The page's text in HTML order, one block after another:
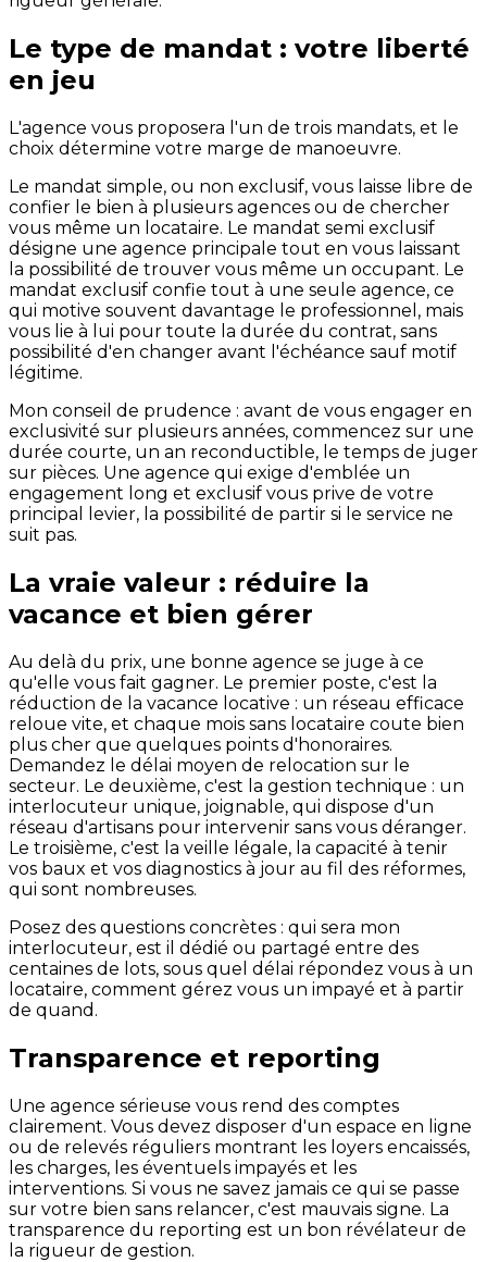
Le type de mandat : votre liberté
en jeu
L'agence vous proposera l'un de trois mandats, et le
choix détermine votre marge de manoeuvre.
Le mandat simple, ou non exclusif, vous laisse libre de
confier le bien à plusieurs agences ou de chercher
vous même un locataire. Le mandat semi exclusif
désigne une agence principale tout en vous laissant
la possibilité de trouver vous même un occupant. Le
mandat exclusif confie tout à une seule agence, ce
qui motive souvent davantage le professionnel, mais
vous lie à lui pour toute la durée du contrat, sans
possibilité d'en changer avant l'échéance sauf motif
légitime.
Mon conseil de prudence : avant de vous engager en
exclusivité sur plusieurs années, commencez sur une
durée courte, un an reconductible, le temps de juger
sur pièces. Une agence qui exige d'emblée un
engagement long et exclusif vous prive de votre
principal levier, la possibilité de partir si le service ne
suit pas.
La vraie valeur : réduire la
vacance et bien gérer
Au delà du prix, une bonne agence se juge à ce
qu'elle vous fait gagner. Le premier poste, c'est la
réduction de la vacance locative : un réseau efficace
reloue vite, et chaque mois sans locataire coute bien
plus cher que quelques points d'honoraires.
Demandez le délai moyen de relocation sur le
secteur. Le deuxième, c'est la gestion technique : un
interlocuteur unique, joignable, qui dispose d'un
réseau d'artisans pour intervenir sans vous déranger.
Le troisième, c'est la veille légale, la capacité à tenir
vos baux et vos diagnostics à jour au fil des réformes,
qui sont nombreuses.
Posez des questions concrètes : qui sera mon
interlocuteur, est il dédié ou partagé entre des
centaines de lots, sous quel délai répondez vous à un
locataire, comment gérez vous un impayé et à partir
de quand.
Transparence et reporting
Une agence sérieuse vous rend des comptes
clairement. Vous devez disposer d'un espace en ligne
ou de relevés réguliers montrant les loyers encaissés,
les charges, les éventuels impayés et les
interventions. Si vous ne savez jamais ce qui se passe
sur votre bien sans relancer, c'est mauvais signe. La
transparence du reporting est un bon révélateur de
la rigueur de gestion.